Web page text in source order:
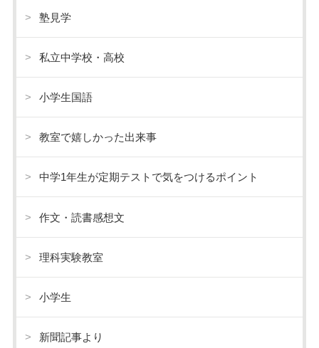
塾見学
私立中学校・高校
小学生国語
教室で嬉しかった出来事
中学1年生が定期テストで気をつけるポイント
作文・読書感想文
理科実験教室
小学生
新聞記事より